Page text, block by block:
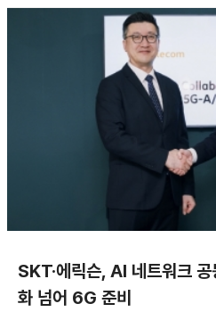
SKT·에릭슨, AI 네트워크
화 넘어 6G 준비